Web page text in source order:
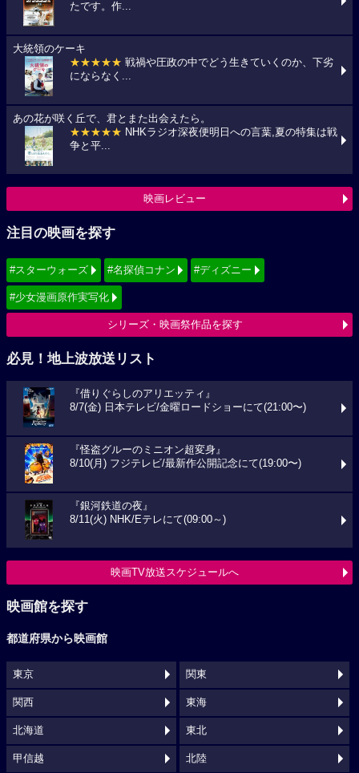
たです。作...
大統領のケーキ
★★★★★ 戦禍や圧政の中でどう生きていくのか、下劣
にならなく...
あの花が咲く丘で、君とまた出会えたら。
★★★★★ NHKラジオ深夜便明日への言葉,夏の特集は戦
争と平...
映画レビュー
注目の映画を探す
#スターウォーズ #名探偵コナン #ディズニー
#少女漫画原作実写化
シリーズ・映画祭作品を探す
必見！地上波放送リスト
『借りぐらしのアリエッティ』
8/7(金) 日本テレビ/金曜ロードショーにて(21:00〜)
『怪盗グルーのミニオン超変身』
8/10(月) フジテレビ/最新作公開記念にて(19:00〜)
『銀河鉄道の夜』
8/11(火) NHK/Eテレにて(09:00～)
映画TV放送スケジュールへ
映画館を探す
都道府県から映画館
東京 関東
関西 東海
北海道 東北
甲信越 北陸